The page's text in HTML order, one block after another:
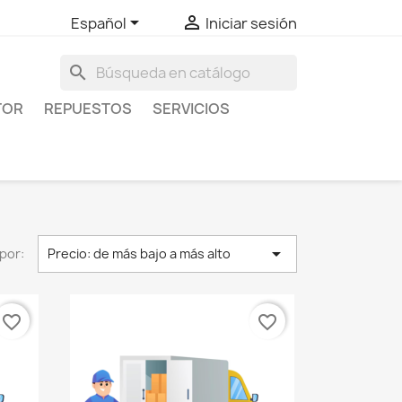
Español  Iniciar sesión
search
REPUESTOS
SERVICIOS
Precio: de más bajo a más alto 
favorite_border favorite_border